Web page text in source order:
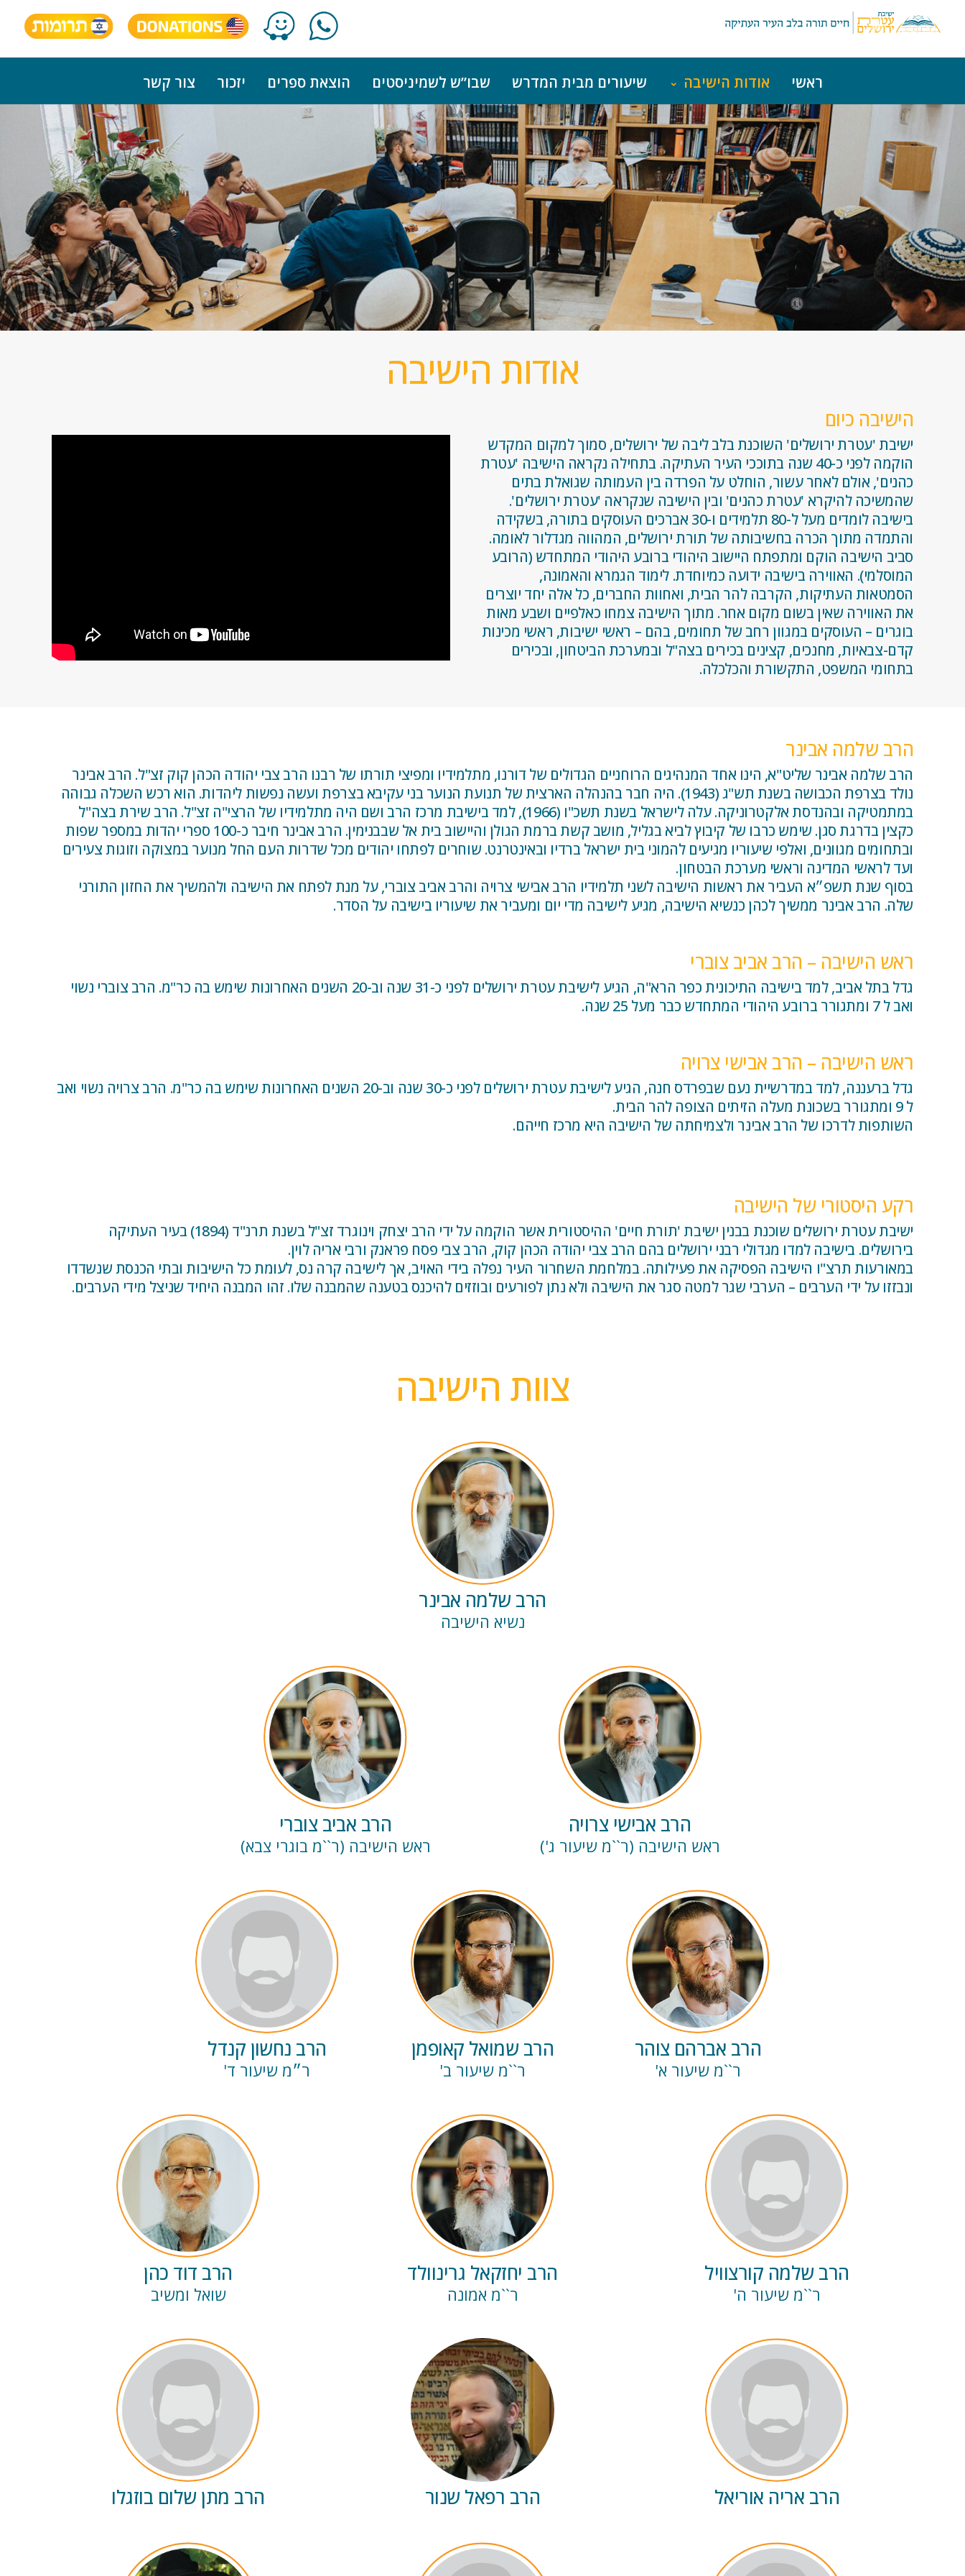
ראשי אודות הישיבה שיעורים מבית המדרש שבו”ש לשמיניסטים הוצאת ספרים יזכור צור קשר
אודות הישיבה
הישיבה כיום
ישיבת 'עטרת ירושלים' השוכנת בלב ליבה של ירושלים, סמוך למקום המקדש
הוקמה לפני כ-40 שנה בתוככי העיר העתיקה. בתחילה נקראה הישיבה 'עטרת
כהנים', אולם לאחר עשור, הוחלט על הפרדה בין העמותה שגואלת בתים
שהמשיכה להיקרא 'עטרת כהנים' ובין הישיבה שנקראה 'עטרת ירושלים'.
בישיבה לומדים מעל ל-80 תלמידים ו-30 אברכים העוסקים בתורה, בשקידה
והתמדה מתוך הכרה בחשיבותה של תורת ירושלים, המהווה מגדלור לאומה.
סביב הישיבה הוקם ומתפתח היישוב היהודי ברובע היהודי המתחדש (הרובע
המוסלמי). האווירה בישיבה ידועה כמיוחדת. לימוד הגמרא והאמונה,
הסמטאות העתיקות, הקרבה להר הבית, ואחוות החברים, כל אלה יחד יוצרים
את האווירה שאין בשום מקום אחר. מתוך הישיבה צמחו כאלפיים ושבע מאות
בוגרים – העוסקים במגוון רחב של תחומים, בהם – ראשי ישיבות, ראשי מכינות
קדם-צבאיות, מחנכים, קצינים בכירים בצה"ל ובמערכת הביטחון, ובכירים
בתחומי המשפט, התקשורת והכלכלה.
הרב שלמה אבינר
הרב שלמה אבינר שליט"א, הינו אחד המנהיגים הרוחניים הגדולים של דורנו, מתלמידיו ומפיצי תורתו של רבנו הרב צבי יהודה הכהן קוק זצ"ל. הרב אבינר
נולד בצרפת הכבושה בשנת תש"ג (1943). היה חבר בהנהלה הארצית של תנועת הנוער בני עקיבא בצרפת ועשה נפשות ליהדות. הוא רכש השכלה גבוהה
במתמטיקה ובהנדסת אלקטרוניקה. עלה לישראל בשנת תשכ"ו (1966), למד בישיבת מרכז הרב ושם היה מתלמידיו של הרצי"ה זצ"ל. הרב שירת בצה"ל
כקצין בדרגת סגן. שימש כרבו של קיבוץ לביא בגליל, מושב קשת ברמת הגולן והיישוב בית אל שבבנימין. הרב אבינר חיבר כ-100 ספרי יהדות במספר שפות
ובתחומים מגוונים, ואלפי שיעוריו מגיעים להמוני בית ישראל ברדיו ובאינטרנט. שוחרים לפתחו יהודים מכל שדרות העם החל מנוער במצוקה וזוגות צעירים
ועד לראשי המדינה וראשי מערכת הבטחון.
בסוף שנת תשפ״א העביר את ראשות הישיבה לשני תלמידיו הרב אבישי צרויה והרב אביב צוברי, על מנת לפתח את הישיבה ולהמשיך את החזון התורני
שלה. הרב אבינר ממשיך לכהן כנשיא הישיבה, מגיע לישיבה מדי יום ומעביר את שיעוריו בישיבה על הסדר.
ראש הישיבה – הרב אביב צוברי
גדל בתל אביב, למד בישיבה התיכונית כפר הרא"ה, הגיע לישיבת עטרת ירושלים לפני כ-31 שנה וב-20 השנים האחרונות שימש בה כר"מ. הרב צוברי נשוי
ואב ל 7 ומתגורר ברובע היהודי המתחדש כבר מעל 25 שנה.
ראש הישיבה – הרב אבישי צרויה
גדל ברעננה, למד במדרשיית נעם שבפרדס חנה, הגיע לישיבת עטרת ירושלים לפני כ-30 שנה וב-20 השנים האחרונות שימש בה כר"מ. הרב צרויה נשוי ואב
ל 9 ומתגורר בשכונת מעלה הזיתים הצופה להר הבית.
השותפות לדרכו של הרב אבינר ולצמיחתה של הישיבה היא מרכז חייהם.
רקע היסטורי של הישיבה
ישיבת עטרת ירושלים שוכנת בבנין ישיבת 'תורת חיים' ההיסטורית אשר הוקמה על ידי הרב יצחק וינוגרד זצ"ל בשנת תרנ"ד (1894) בעיר העתיקה
בירושלים. בישיבה למדו מגדולי רבני ירושלים בהם הרב צבי יהודה הכהן קוק, הרב צבי פסח פראנק ורבי אריה לוין.
במאורעות תרצ"ו הישיבה הפסיקה את פעילותה. במלחמת השחרור העיר נפלה בידי האויב, אך לישיבה קרה נס, לעומת כל הישיבות ובתי הכנסת שנשדדו
ונבזזו על ידי הערבים – הערבי שגר למטה סגר את הישיבה ולא נתן לפורעים ובוזזים להיכנס בטענה שהמבנה שלו. זהו המבנה היחיד שניצל מידי הערבים.
צוות הישיבה
הרב שלמה אבינר
נשיא הישיבה
הרב אביב צוברי
ראש הישיבה (ר``מ בוגרי צבא)
הרב אבישי צרויה
ראש הישיבה (ר``מ שיעור ג')
הרב נחשון קנדל
ר״מ שיעור ד'
הרב שמואל קאופמן
ר``מ שיעור ב'
הרב אברהם צוהר
ר``מ שיעור א'
הרב דוד כהן
שואל ומשיב
הרב יחזקאל גרינוולד
ר``מ אמונה
הרב שלמה קורצוויל
ר``מ שיעור ה'
הרב מתן שלום בוזגלו הרב רפאל שנור הרב אריה אוריאל